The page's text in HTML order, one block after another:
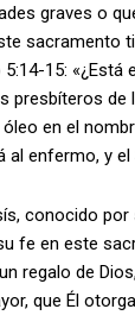
graves o
sacramento
15: «¿Está
presbíteros de
en el
al enfermo, y el
conocido
fe en este
regalo de
que Él